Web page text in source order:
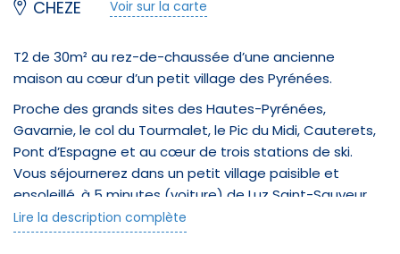
CHEZE Voir sur la carte
T2 de 30m² au rez-de-chaussée d’une ancienne
maison au cœur d’un petit village des Pyrénées.
Proche des grands sites des Hautes-Pyrénées,
Gavarnie, le col du Tourmalet, le Pic du Midi, Cauterets,
Pont d’Espagne et au cœur de trois stations de ski.
Vous séjournerez dans un petit village paisible et
ensoleillé, à 5 minutes (voiture) de Luz Saint-Sauveur.
Vous pourrez profiter de toutes les activités de
montagne, sportives, culturelles, gastronomiques,
Lire la description complète